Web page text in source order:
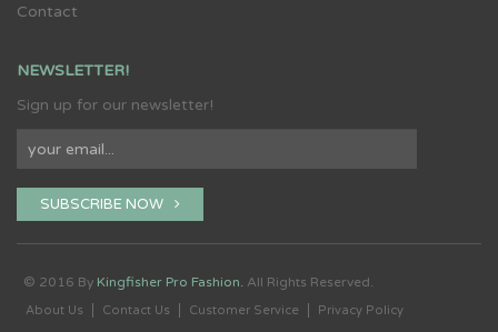
Contact
NEWSLETTER!
Sign up for our newsletter!
SUBSCRIBE NOW
© 2016 By Kingfisher Pro Fashion. All Rights Reserved.
About Us Contact Us Customer Service Privacy Policy